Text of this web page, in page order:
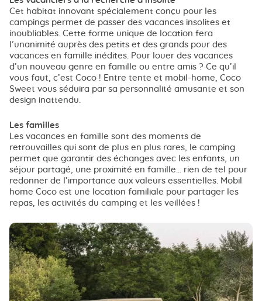
Cet habitat innovant spécialement conçu pour les
campings permet de passer des vacances insolites et
inoubliables. Cette forme unique de location fera
l’unanimité auprès des petits et des grands pour des
vacances en famille inédites. Pour louer des vacances
d’un nouveau genre en famille ou entre amis ? Ce qu’il
vous faut, c’est Coco ! Entre tente et mobil-home, Coco
Sweet vous séduira par sa personnalité amusante et son
design inattendu.
Les familles
Les vacances en famille sont des moments de
retrouvailles qui sont de plus en plus rares, le camping
permet que garantir des échanges avec les enfants, un
séjour partagé, une proximité en famille… rien de tel pour
redonner de l’importance aux valeurs essentielles. Mobil
home Coco est une location familiale pour partager les
repas, les activités du camping et les veillées !